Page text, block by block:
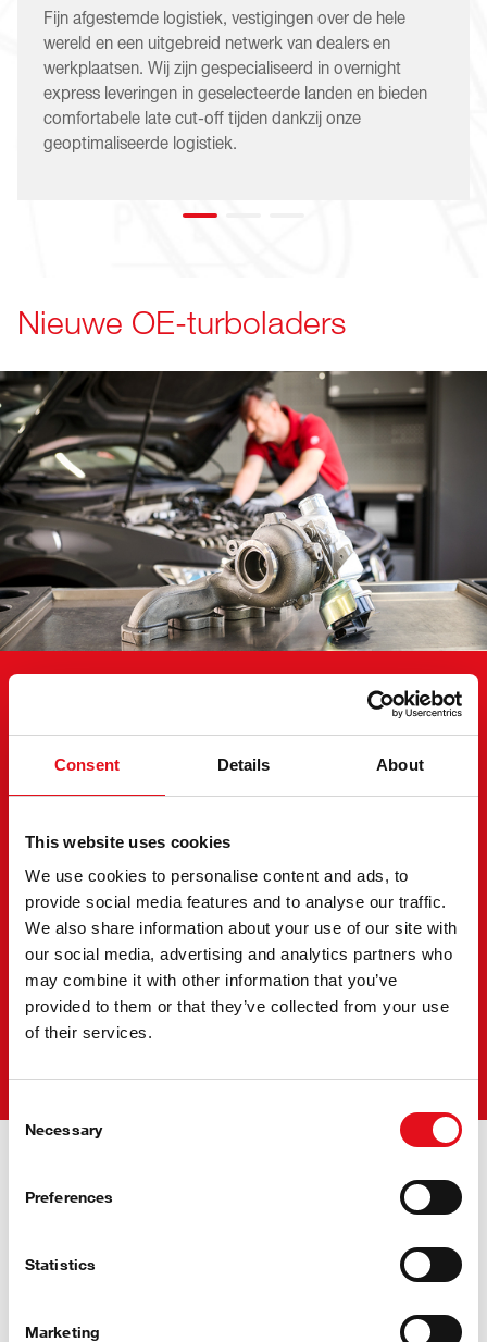
Consent Details About
This website uses cookies
We use cookies to personalise content and ads, to
provide social media features and to analyse our traffic.
We also share information about your use of our site with
our social media, advertising and analytics partners who
may combine it with other information that you’ve
provided to them or that they’ve collected from your use
of their services.
Selection
Necessary
Preferences
Statistics
Marketing
Fijn afgestemde logistiek, vestigingen over de hele
wereld en een uitgebreid netwerk van dealers en
werkplaatsen. Wij zijn gespecialiseerd in overnight
express leveringen in geselecteerde landen en bieden
comfortabele late cut-off tijden dankzij onze
geoptimaliseerde logistiek.
Nieuwe OE-turboladers
Dankzij de wereldwijde Fast to Market-beschikbaarheid
biedt febi altijd turbo-oplossingen voor de nieuwste
voertuigmodellen.
Premiumkwaliteit rechtstreeks van toonaangevende
OE-fabrikanten
One-stop-shop voor alle turboladers
Volledige datatransparantie dankzij onze premium